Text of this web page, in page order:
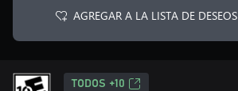
AGREGAR A LA LISTA DE DESEOS
TODOS +10